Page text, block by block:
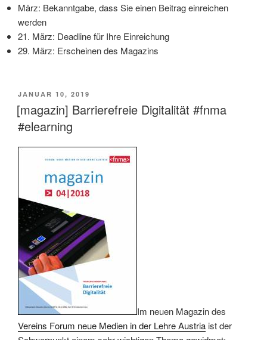
März: Bekanntgabe, dass Sie einen Beitrag einreichen
werden
21. März: Deadline für Ihre Einreichung
29. März: Erscheinen des Magazins
VERÖFFENTLICHT
AM
JANUAR 10, 2019
[magazin] Barrierefreie Digitalität #fnma
#elearning
Im neuen Magazin des
Vereins Forum neue Medien in der Lehre Austria ist der